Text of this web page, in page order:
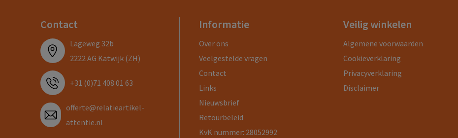
Contact
Lageweg 32b
2222 AG Katwijk (ZH)
+31 (0)71 408 01 63
offerte@relatieartikel-
attentie.nl
Informatie
Over ons
Veelgestelde vragen
Contact
Links
Nieuwsbrief
Retourbeleid
KvK nummer: 28052992
Veilig winkelen
Algemene voorwaarden
Cookieverklaring
Privacyverklaring
Disclaimer